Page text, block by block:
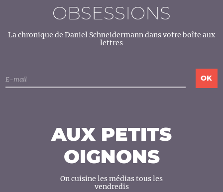
OBSESSIONS
La chronique de Daniel Schneidermann dans votre boîte aux
lettres
AUX PETITS
OIGNONS
On cuisine les médias tous les
vendredis